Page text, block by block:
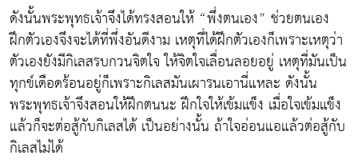
ดังนั้นพระพุทธเจ้าจึงได้ทรงสอนให้ “พึ่งตนเอง” ช่วยตนเอง
ฝึกตัวเองจึงจะได้ที่พึ่งอันดีงาม เหตุที่ได้ฝึกตัวเองก็เพราะเหตุว่า
ตัวเองยังมีกิเลสรบกวนจิตใจ ให้จิตใจเลื่อนลอยอยู่ เหตุที่มันเป็น
ทุกข์เดือดร้อนอยู่ก็เพราะกิเลสมันเผารนเอานี่แหละ ดังนั้น
พระพุทธเจ้าจึงสอนให้ฝึกตนนะ ฝึกใจให้เข้มแข็ง เมื่อใจเข้มแข็ง
แล้วก็จะต่อสู้กับกิเลสได้ เป็นอย่างนั้น ถ้าใจอ่อนแอแล้วต่อสู้กับ
กิเลสไม่ได้